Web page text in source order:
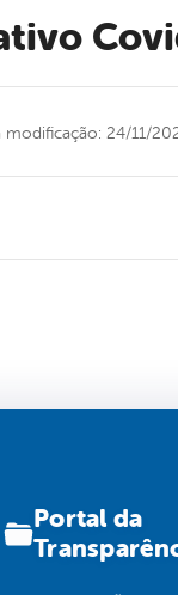
modificação: 24/11/
Portal da